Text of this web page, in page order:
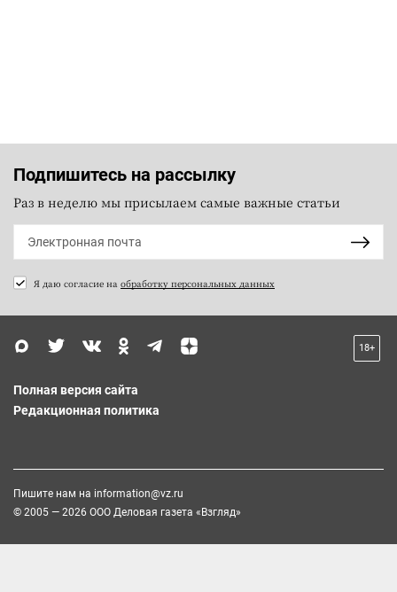
Подпишитесь на рассылку
Раз в неделю мы присылаем самые важные статьи
Я даю согласие на обработку персональных данных
18+
Полная версия сайта
Редакционная политика
Пишите нам на information@vz.ru
© 2005 — 2026 ООО Деловая газета «Взгляд»